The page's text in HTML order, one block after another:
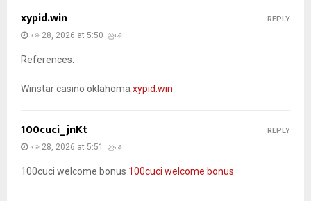
xypid.win
မေ 28, 2026 at 5:50 ညနေ
References:
Winstar casino oklahoma xypid.win
REPLY
100cuci_jnKt
မေ 28, 2026 at 5:51 ညနေ
100cuci welcome bonus 100cuci welcome bonus
REPLY